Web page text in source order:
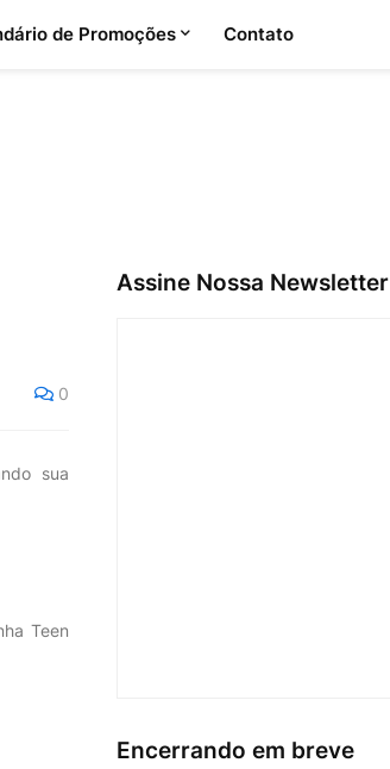
de Promoções Contato
0
sua
Teen
Assine Nossa Newsletter
Encerrando em breve